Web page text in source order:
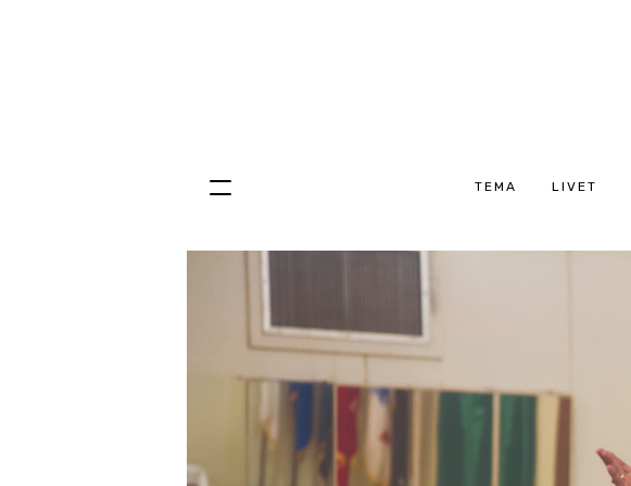
TEMA LIVET
Hopp